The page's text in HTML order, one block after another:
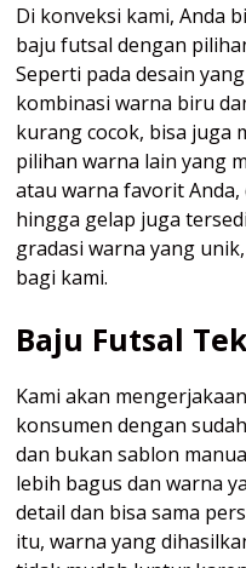
Di konveksi kami, Anda
baju futsal dengan
Seperti pada desain
kombinasi warna biru
kurang cocok, bisa juga
pilihan warna lain yang
atau warna favorit
hingga gelap juga
gradasi warna yang
bagi kami.
Baju Futsal
Kami akan mengerjakaan
konsumen dengan
dan bukan sablon
lebih bagus dan warna
detail dan bisa sama
itu, warna yang